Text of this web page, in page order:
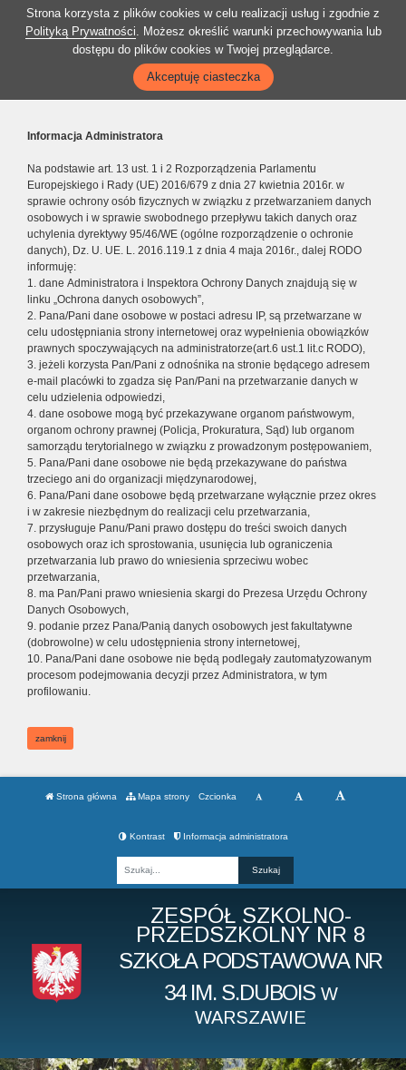
Strona korzysta z plików cookies w celu realizacji usług i zgodnie z
Polityką Prywatności. Możesz określić warunki przechowywania lub
dostępu do plików cookies w Twojej przeglądarce.
Akceptuję ciasteczka
Informacja Administratora
Na podstawie art. 13 ust. 1 i 2 Rozporządzenia Parlamentu
Europejskiego i Rady (UE) 2016/679 z dnia 27 kwietnia 2016r. w
sprawie ochrony osób fizycznych w związku z przetwarzaniem danych
osobowych i w sprawie swobodnego przepływu takich danych oraz
uchylenia dyrektywy 95/46/WE (ogólne rozporządzenie o ochronie
danych), Dz. U. UE. L. 2016.119.1 z dnia 4 maja 2016r., dalej RODO
informuję:
1. dane Administratora i Inspektora Ochrony Danych znajdują się w
linku „Ochrona danych osobowych”,
2. Pana/Pani dane osobowe w postaci adresu IP, są przetwarzane w
celu udostępniania strony internetowej oraz wypełnienia obowiązków
prawnych spoczywających na administratorze(art.6 ust.1 lit.c RODO),
3. jeżeli korzysta Pan/Pani z odnośnika na stronie będącego adresem
e-mail placówki to zgadza się Pan/Pani na przetwarzanie danych w
celu udzielenia odpowiedzi,
4. dane osobowe mogą być przekazywane organom państwowym,
organom ochrony prawnej (Policja, Prokuratura, Sąd) lub organom
samorządu terytorialnego w związku z prowadzonym postępowaniem,
5. Pana/Pani dane osobowe nie będą przekazywane do państwa
trzeciego ani do organizacji międzynarodowej,
6. Pana/Pani dane osobowe będą przetwarzane wyłącznie przez okres
i w zakresie niezbędnym do realizacji celu przetwarzania,
7. przysługuje Panu/Pani prawo dostępu do treści swoich danych
osobowych oraz ich sprostowania, usunięcia lub ograniczenia
przetwarzania lub prawo do wniesienia sprzeciwu wobec
przetwarzania,
8. ma Pan/Pani prawo wniesienia skargi do Prezesa Urzędu Ochrony
Danych Osobowych,
9. podanie przez Pana/Panią danych osobowych jest fakultatywne
(dobrowolne) w celu udostępnienia strony internetowej,
10. Pana/Pani dane osobowe nie będą podlegały zautomatyzowanym
procesom podejmowania decyzji przez Administratora, w tym
profilowaniu.
zamknij
Strona główna Mapa strony Czcionka
Kontrast Informacja administratora
ZESPÓŁ SZKOLNO-
PRZEDSZKOLNY NR 8
SZKOŁA PODSTAWOWA NR
34 IM. S.DUBOIS W
WARSZAWIE